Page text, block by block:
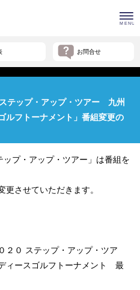
お問合せ
テップ・アップ・ツアー 九州
ルフトーナメント」番組変更の
プ・アップ・ツアー」は番組を
させていただきます。
０ ステップ・アップ・ツア
ィースゴルフトーナメント 最